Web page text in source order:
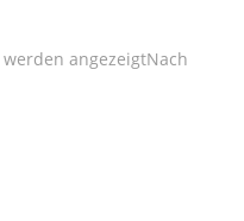
werden angezeigtNach